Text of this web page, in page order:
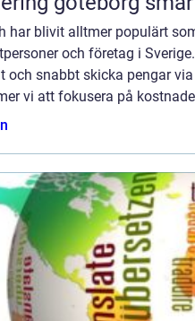
har blivit alltmer populärt
och företag i
och snabbt skicka pengar
vi att fokusera på